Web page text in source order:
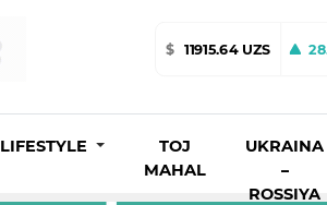
$ 11915.64 UZS
LIFESTYLE
TOJ
MAHAL
UKRAINA
–
ROSSIYA